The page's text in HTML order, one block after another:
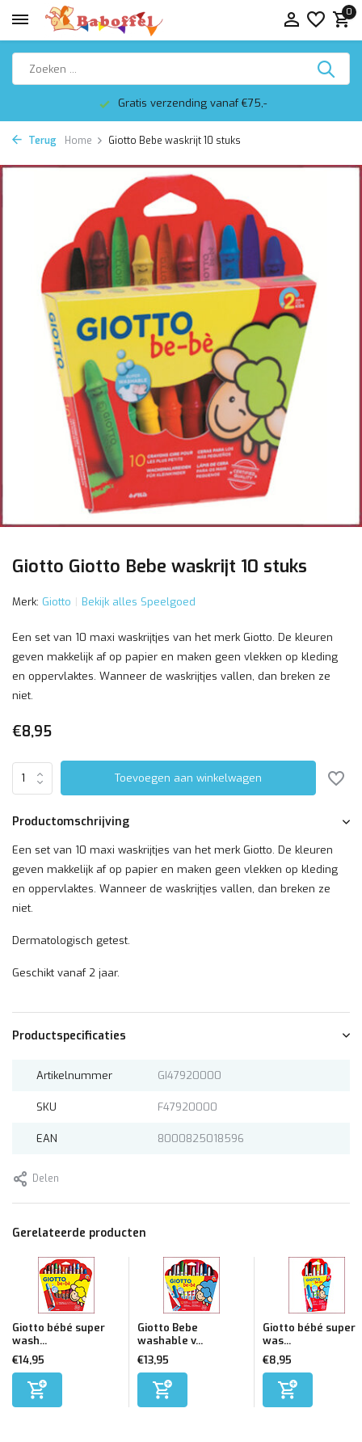
0
Gratis verzending vanaf €75,-
Terug Home Giotto Bebe waskrijt 10 stuks
Giotto Giotto Bebe waskrijt 10 stuks
Merk: Giotto Bekijk alles Speelgoed
Een set van 10 maxi waskrijtjes van het merk Giotto. De kleuren
geven makkelijk af op papier en maken geen vlekken op kleding
en oppervlaktes. Wanneer de waskrijtjes vallen, dan breken ze
niet.
€8,95
Toevoegen aan winkelwagen
Productomschrijving
Een set van 10 maxi waskrijtjes van het merk Giotto. De kleuren
geven makkelijk af op papier en maken geen vlekken op kleding
en oppervlaktes. Wanneer de waskrijtjes vallen, dan breken ze
niet.
Dermatologisch getest.
Geschikt vanaf 2 jaar.
Productspecificaties
Artikelnummer GI47920000
SKU F47920000
EAN 8000825018596
Delen
Gerelateerde producten
Giotto bébé super
wash...
€14,95
Giotto Bebe
washable v...
€13,95
Giotto bébé super
was...
€8,95